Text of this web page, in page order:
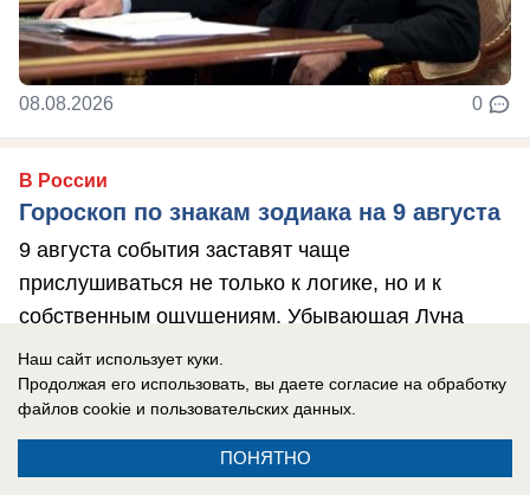
08.08.2026 0
В России
Гороскоп по знакам зодиака на 9 августа
9 августа события заставят чаще
прислушиваться не только к логике, но и к
собственным ощущениям. Убывающая Луна
располагает к ...
Наш сайт использует куки.
Продолжая его использовать, вы даете согласие на обработку
файлов cookie и пользовательских данных.
ПОНЯТНО